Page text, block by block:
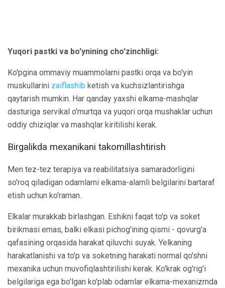
Yuqori pastki va bo'ynining cho'zinchligi:
Ko'pgina ommaviy muammolarni pastki orqa va bo'yin
muskullarini zaiflashib ketish va kuchsizlantirishga
qaytarish mumkin. Har qanday yaxshi elkama-mashqlar
dasturiga servikal o'murtqa va yuqori orqa mushaklar uchun
oddiy chiziqlar va mashqlar kiritilishi kerak.
Birgalikda mexanikani takomillashtirish
Men tez-tez terapiya va reabilitatsiya samaradorligini
so'roq qiladigan odamlarni elkama-alamli belgilarini bartaraf
etish uchun ko'raman.
Elkalar murakkab birlashgan. Eshikni faqat to'p va soket
birikmasi emas, balki elkasi pichog'ining qismi - qovurg'a
qafasining orqasida harakat qiluvchi suyak. Yelkaning
harakatlanishi va to'p va soketning harakati normal qo'shni
mexanika uchun muvofiqlashtirilishi kerak. Ko'krak og'rig'i
belgilariga ega bo'lgan ko'plab odamlar elkama-mexanizmda